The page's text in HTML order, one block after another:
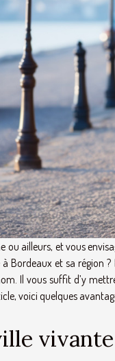
ou ailleurs, et vous
Bordeaux et sa région
Il vous suffit d’y
voici quelques